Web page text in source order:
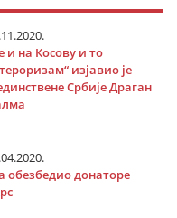
и на Косову и то
изјавио је
Србије Драган
обезбедио донаторе